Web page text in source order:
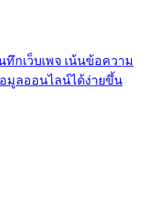
กเว็บเพจ เน้นข้อความ
มูลออนไลน์ได้ง่ายขึ้น